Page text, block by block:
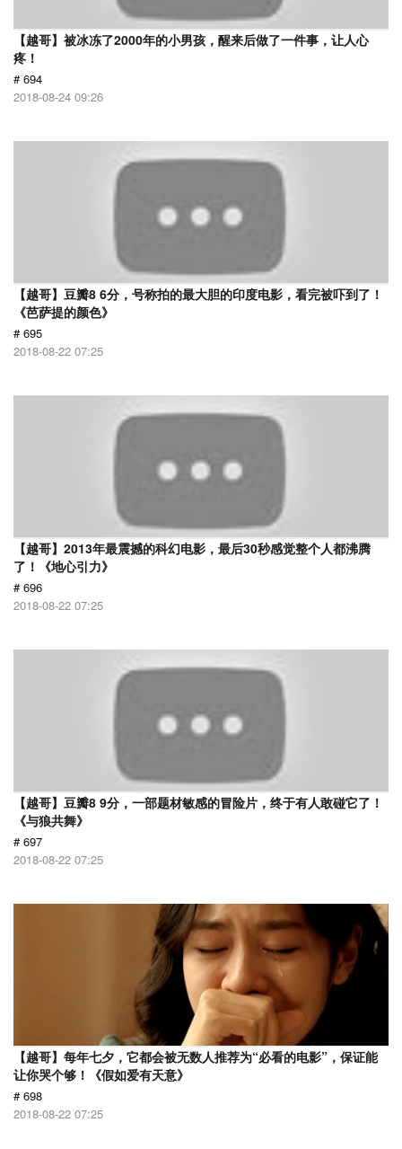
【越哥】被冰冻了2000年的小男孩，醒来后做了一件事，让人心
疼！
# 694
2018-08-24 09:26
【越哥】豆瓣8 6分，号称拍的最大胆的印度电影，看完被吓到了！
《芭萨提的颜色》
# 695
2018-08-22 07:25
【越哥】2013年最震撼的科幻电影，最后30秒感觉整个人都沸腾
了！《地心引力》
# 696
2018-08-22 07:25
【越哥】豆瓣8 9分，一部题材敏感的冒险片，终于有人敢碰它了！
《与狼共舞》
# 697
2018-08-22 07:25
【越哥】每年七夕，它都会被无数人推荐为“必看的电影”，保证能
让你哭个够！《假如爱有天意》
# 698
2018-08-22 07:25